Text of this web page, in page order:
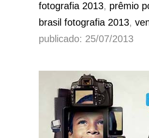
fotografia 2013, prêmio
brasil fotografia 2013,
publicado: 25/07/2013